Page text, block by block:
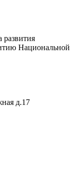
развития
Национальной
д.17